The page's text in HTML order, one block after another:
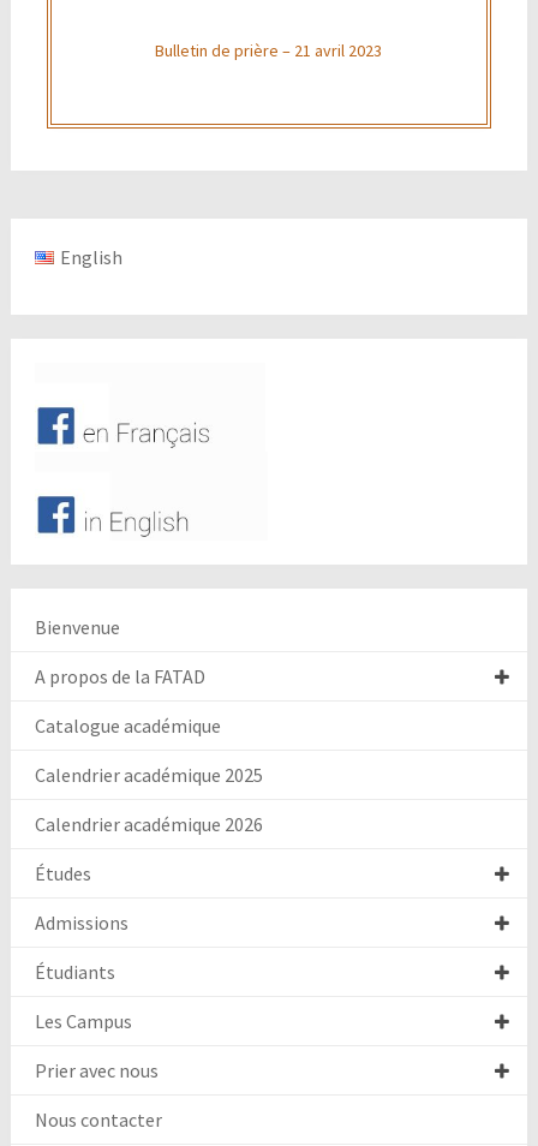
Bulletin de prière – 21 avril 2023
English
Bienvenue
A propos de la FATAD
Catalogue académique
Calendrier académique 2025
Calendrier académique 2026
Études
Admissions
Étudiants
Les Campus
Prier avec nous
Nous contacter